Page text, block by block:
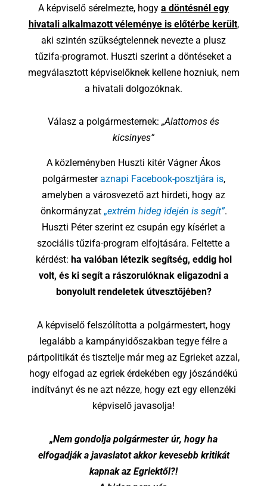
A képviselő sérelmezte, hogy a döntésnél egy
hivatali alkalmazott véleménye is előtérbe került,
aki szintén szükségtelennek nevezte a plusz
tűzifa-programot. Huszti szerint a döntéseket a
megválasztott képviselőknek kellene hozniuk, nem
a hivatali dolgozóknak.
Válasz a polgármesternek: „Alattomos és
kicsinyes”
A közleményben Huszti kitér Vágner Ákos
polgármesteraznapi Facebook-posztjára is,
amelyben a városvezető azt hirdeti, hogy az
önkormányzat „extrém hideg idején is segít”.
Huszti Péter szerint ez csupán egy kísérlet a
szociális tűzifa-program elfojtására. Feltette a
kérdést: ha valóban létezik segítség, eddig hol
volt, és ki segít a rászorulóknak eligazodni a
bonyolult rendeletek útvesztőjében?
A képviselő felszólította a polgármestert, hogy
legalább a kampányidőszakban tegye félre a
pártpolitikát és tisztelje már meg az Egrieket azzal,
hogy elfogad az egriek érdekében egy jószándékú
indítványt és ne azt nézze, hogy ezt egy ellenzéki
képviselő javasolja!
„Nem gondolja polgármester úr, hogy ha
elfogadják a javaslatot akkor kevesebb kritikát
kapnak az Egriektől?!